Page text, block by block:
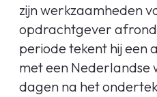
zijn werkzaamheden
opdrachtgever
periode tekent hij een
met een Nederlandse
dagen na het